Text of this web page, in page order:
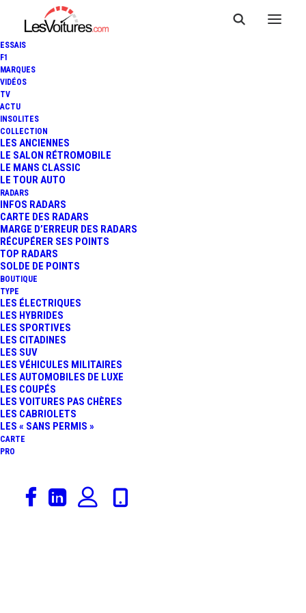
ESSAIS
F1
MARQUES
VIDÉOS
TV
ACTU
INSOLITES
COLLECTION
LES ANCIENNES
LE SALON RÉTROMOBILE
LE MANS CLASSIC
LE TOUR AUTO
RADARS
INFOS RADARS
CARTE DES RADARS
MARGE D’ERREUR DES RADARS
RÉCUPÉRER SES POINTS
TOP RADARS
SOLDE DE POINTS
BOUTIQUE
TYPE
LES ÉLECTRIQUES
LES HYBRIDES
LES SPORTIVES
LES CITADINES
LES SUV
LES VÉHICULES MILITAIRES
LES AUTOMOBILES DE LUXE
LES COUPÉS
LES VOITURES PAS CHÈRES
LES CABRIOLETS
LES « SANS PERMIS »
CARTE
PRO
A7 : L’ALPINE A110 MET
FIN À LA COURSE DE
DEUX CHAUFFARDS EN
PERMIS PROBATOIRE